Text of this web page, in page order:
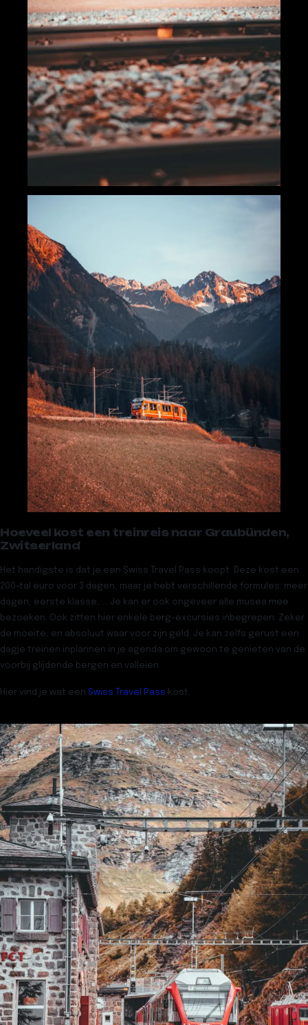
Hoeveel kost een treinreis naar Graubünden,
Zwitserland
Het handigste is dat je een Swiss Travel Pass koopt. Deze kost een
200-tal euro voor 3 dagen, maar je hebt verschillende formules: meer
dagen, eerste klasse, … Je kan er ook ongeveer alle musea mee
bezoeken. Ook zitten hier enkele berg-excursies inbegrepen. Zeker
de moeite, en absoluut waar voor zijn geld. Je kan zelfs gerust een
dagje treinen inplannen in je agenda om gewoon te genieten van de
voorbij glijdende bergen en valleien.
Hier vind je wat een Swiss Travel Pass kost.